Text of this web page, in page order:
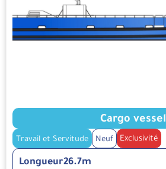
Cargo vessel
Travail et Servitude Neuf Exclusivité
Longueur26.7m